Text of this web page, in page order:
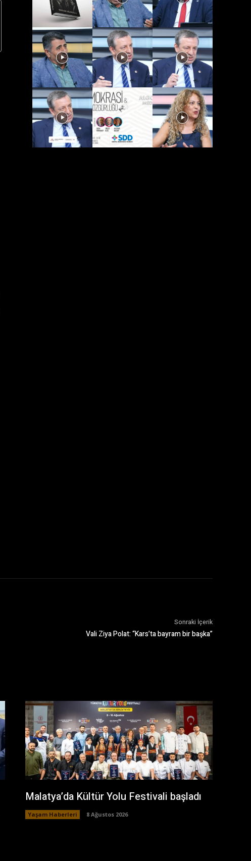
Sonraki İçerik
Vali Ziya Polat: “Kars’ta bayram bir başka”
Malatya’da Kültür Yolu Festivali başladı
Yaşam Haberleri 8 Ağustos 2026